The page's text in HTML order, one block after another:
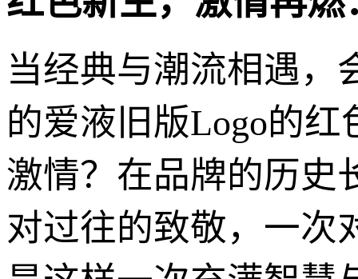
当经典与潮流相遇，
的爱液旧版Logo的
激情？在品牌的历史
对过往的致敬，一次